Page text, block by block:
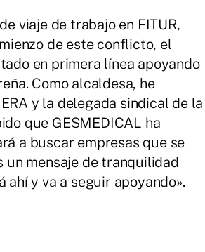
viaje de trabajo en FITUR,
de este conflicto, el
en primera línea apoyando
Como alcaldesa, he
y la delegada sindical de la
que GESMEDICAL ha
a buscar empresas que se
un mensaje de tranquilidad
y va a seguir apoyando».